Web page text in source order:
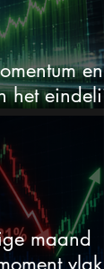
en
eindelijk
maand
vlak